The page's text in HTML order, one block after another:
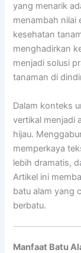
yang menarik
menambah nilai
kesehatan
menghadirkan
menjadi solusi
tanaman di
Dalam konteks
vertikal menjadi
hijau.
memperkaya
lebih dramatis,
Artikel ini
batu alam yang
berbatu.
Manfaat Batu